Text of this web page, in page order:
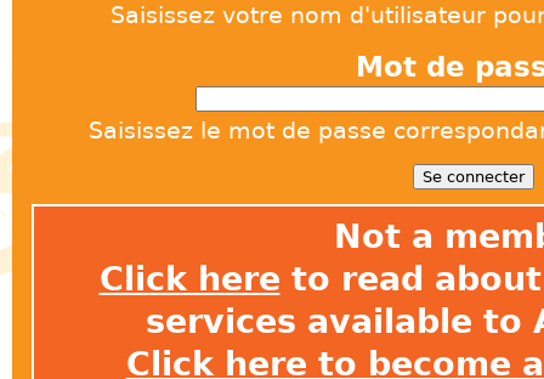
Saisissez votre nom d'utilisateur
Mot de
Saisissez le mot de passe
Not a
Click here to read
services available to
Click here to become